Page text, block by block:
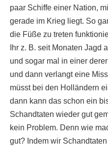
paar Schiffe einer Nation,
gerade im Krieg liegt. So
die Füße zu treten
Ihr z. B. seit Monaten Jagd
und sogar mal in einer
und dann verlangt eine
müsst bei den Holländern
dann kann das schon ein
Schandtaten wieder gut
kein Problem. Denn wie
gut? Indem wir